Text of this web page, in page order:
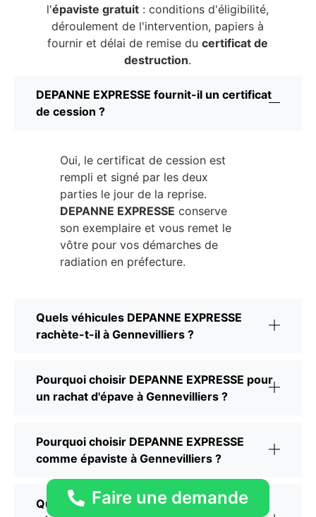
l'épaviste gratuit : conditions d'éligibilité,
déroulement de l'intervention, papiers à
fournir et délai de remise ducertificat de
destruction.
DEPANNE EXPRESSE fournit-il un certificat
de cession ?
Oui, le certificat de cession est
rempli et signé par les deux
parties le jour de la reprise.
DEPANNE EXPRESSE conserve
son exemplaire et vous remet le
vôtre pour vos démarches de
radiation en préfecture.
Quels véhicules DEPANNE EXPRESSE
rachète-t-il à Gennevilliers ?
Pourquoi choisir DEPANNE EXPRESSE pour
un rachat d'épave à Gennevilliers ?
Pourquoi choisir DEPANNE EXPRESSE
comme épaviste à Gennevilliers ?
Quels documents DEPANNE EXPRESSE
Faire une demande